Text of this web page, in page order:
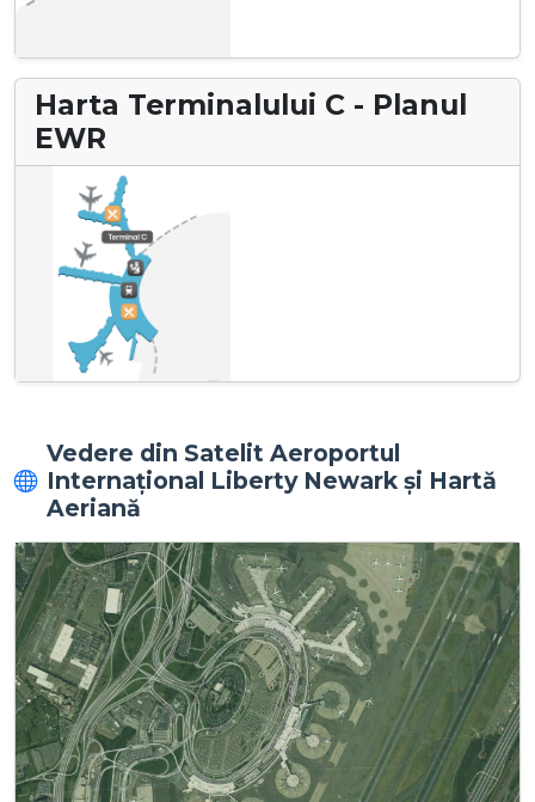
Harta Terminalului C - Planul
EWR
Vedere din Satelit Aeroportul
Internațional Liberty Newark și Hartă
Aeriană